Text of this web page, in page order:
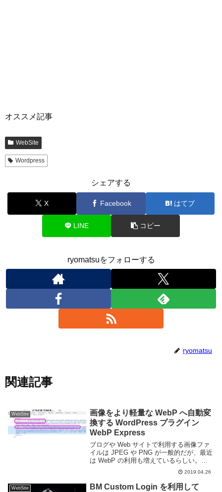
オススメ記事
WebSite
Wordpress
シェアする
X Facebook はてブ
LINE コピー
ryomatsuをフォローする
ryomatsu
関連記事
WebSite
画像をより軽量な WebP へ自動変
換する WordPress プラグイン
WebP Express
ブログや Web サイトで利用する画像ファ
イルは JPEG や PNG が一般的だが、最近
は WebP の利用も増えているらしい。
WebP は Google の考案した画像フォーマ
ットで JPEG と比べ同画質で 20%-30% ほ
ど軽量で...
2019.04.26
WebSite
BM Custom Login を利用して